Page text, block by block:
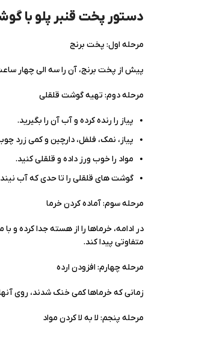
دستور پخت قنبر پلو با
مرحله اول: پخت برنج
پیش از پخت برنج، آن را سه الی چهار
مرحله دوم: تهیه گوشت قلقلی
پیاز را رنده کرده و آب آن را بگیرید.
پیاز، نمک، فلفل، دارچین و کمی زرد
مواد را خوب ورز داده و قلقلی کنید.
گوشت های قلقلی را تا حدی که آب
مرحله سوم: آماده کردن خرما
در ادامه، خرماها را از هسته جدا کرده و
متفاوتی پیدا کند.
مرحله چهارم: افزودن ارده
زمانی که خرماها کمی خنک شدند، روی
مرحله پنجم: لا به لا کردن مواد